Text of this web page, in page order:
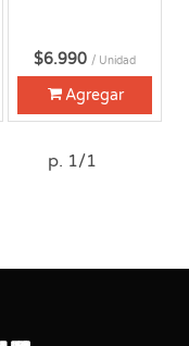
$6.990 / Unidad
Agregar
p. 1/1